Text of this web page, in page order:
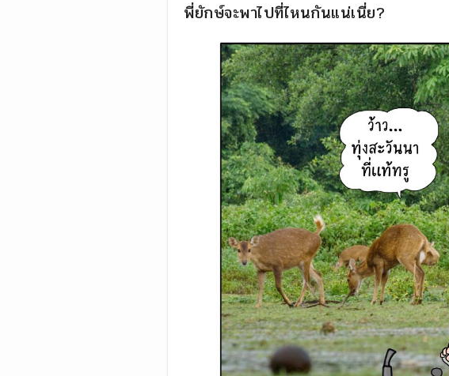
พี่ยักษ์จะพาไปที่ไหนกันแน่เนี่ย?